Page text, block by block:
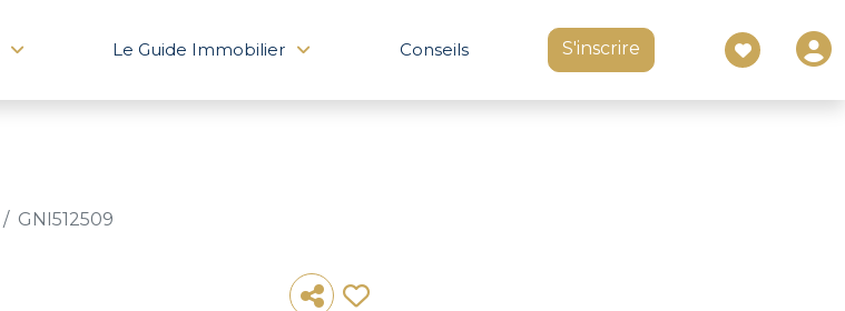
Le Guide Immobilier Conseils S'inscrire
GNI512509